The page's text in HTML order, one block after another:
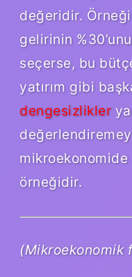
değeridir.
gelirinin
seçerse, bu
yatırım gibi
dengesizlikler
mikroekonomide
örneğidir.
(Mikroekonomik